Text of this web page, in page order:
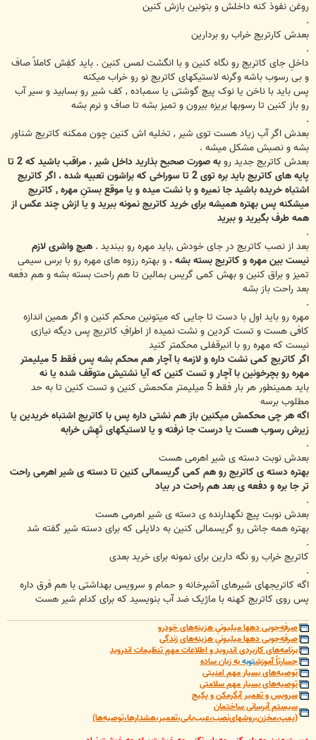
روغن نفوذ کنه داخلش و بتونین بازش کنین
بعدش کارتریج خراب رو بردارین
داخلِ جای کاتریج رو نگاه کنین و با انگشت لمس کنین . باید کفِش کاملاً صاف
و بی رسوب باشه وگرنه لاستیکهای کاتریج نو رو خراب میکنه
پس باید با ناخن یا نوک پیچ گوشتی یا سمباده , کف شیر رو بسابید و سیر آب
رو باز کنین تا رسوبها بریزه بیرون و تمیز بشه تا صاف و نرم بشه
بعدش اگر آب زیاد هست توی شیر , تخلیه اش کنین چون ممکنه کاتریج شناور
بشه و نصبش مشکل میشه .
بعدش کاتریج جدید رو
به صورت صحیح بذارید داخل شیر . مراقب باشید که 2 تا
پایه های کاتریج باید بره توی 2 تا سوراخی که براشون تعبیه شده . اگر کاتریج
اشتباه خریده باشید جا نمیره و با نشت میده و یا موقع بستنِ مهره , کاتریج
میشکنه پس بهتره همیشه برای خرید کاتریج نمونه ببرید و یا ازش چند عکس از
همه طرف بگیرید و ببرید
بعد از نصب کاتریج در جای خودش ,باید مهره رو ببندید . هیچ واشری لازم
نیست بین مهره و کاتریج بسته بشه . و بهتره رزوه های مهره رو با برس سیمی
تمیز و براق کنین و بهش کمی گریس بمالین تا هم راحت بسته بشه و هم دفعه
بعد راحت باز بشه
مهره رو باید اول با دست تا جایی که میتونین محکم کنین و اگر همین اندازه
کافی هست و تست کردین و نشت نمیده از اطرافِ کاتریج پس دیگه نیازی
نیست که مهره رو با انبرقفلی محکمتر کنید
اگر کاتریج کمی نشت داره و لازمه با آچار هم محکم بشه پس فقط 5 میلیمتر
مهره رو بچرخونین با آچار و تست کنین که آیا نشتیش متوقف شده یا نه
باید همینطور هر بار فقط 5 میلیمتر مکحمش کنین و تست کنین تا به حد
مطلوب برسه
اگه هر چی محکمش میکنین باز هم نشتی داره پس با کاتریج اشتباه خریدین یا
زیرش رسوب هست یا درست جا نرفته و یا لاستیکهای تَهِش خرابه
بعدش نوبت دسته ی شیر اهرمی هست
بهتره دسته ی کاتریج رو هم کمی گریسمالی کنین تا دسته ی شیر اهرمی راحت
تر جا بره و دفعه ی بعد هم راحت در بیاد
بعدش نوبت پیچ نگهدارنده ی دسته ی شیر اهرمی هست
بهتره همه جاش رو گریسمالی کنین به دلایلی که برای دسته شیر گفته شد
کاتریج خراب رو نگه دارین برای نمونه برای خرید بعدی
اگه کاتریجهای شیرهای آشپرخانه و حمام و سرویس بهداشتی با هم فرق داره
پس روی کاتریج کهنه با ماژیک ضد آب بنویسید که برای کدام شیر هست
صرفه‌جویی دهها میلیونیِ هزینه‌های خودرو
صرفه‌جویی دهها میلیونیِ هزینه‌های زندگی
برنامه‌های کاربردی اندروید و اطلاعات مهمِ تنظیمات اندروید
جسارتاً آموزشتوبهبه زبان ساده
توصیه‌های بسیار مهم امنیتی
توصیه‌های بسیار مهم سلامتی
سرویس و تعمیر آبگرمکن و پکیج
سیستم آبرسانی ساختمان
(پمپ،مخزن،روشهای‌نصب،عیب‌یابی،تعمیر،هشدارها،توصیه‌ها)